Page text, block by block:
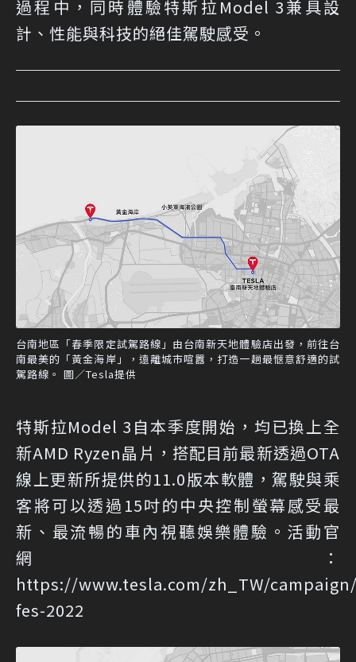
過程中，同時體驗特斯拉Model 3兼具設
計、性能與科技的絕佳駕駛感受。
台南地區「春季限定試駕路線」由台南新天地體驗店出發，前往台
南最美的「黃金海岸」，遠離城市喧囂，打造一趟最愜意舒適的試
駕路線。 圖／Tesla提供
特斯拉Model 3自本季度開始，均已換上全
新AMD Ryzen晶片，搭配目前最新透過OTA
線上更新所提供的11.0版本軟體，駕駛與乘
客將可以透過15吋的中央控制螢幕感受最
新、最流暢的車內視聽娛樂體驗。活動官
網：
https://www.tesla.com/zh_TW/
fes-2022